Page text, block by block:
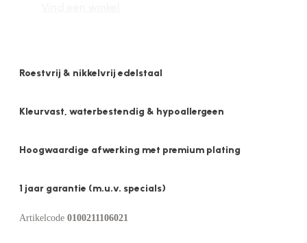
Roestvrij & nikkelvrij edelstaal
Kleurvast, waterbestendig & hypoallergeen
Hoogwaardige afwerking met premium plating
1 jaar garantie (m.u.v. specials)
Artikelcode 0100211106021